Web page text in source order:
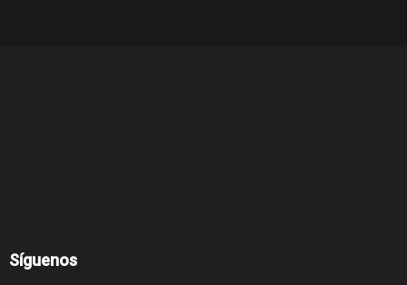
Síguenos